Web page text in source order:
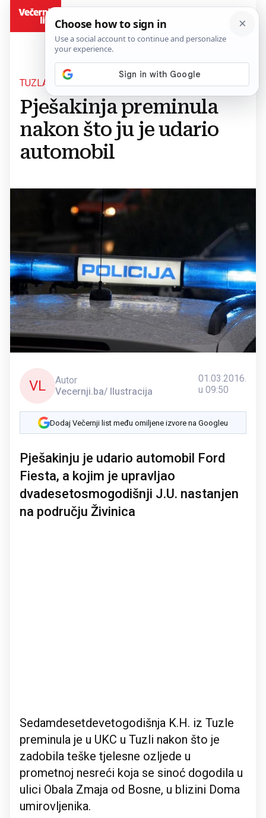
TUZLA
Pješakinja preminula
nakon što ju je udario
automobil
VL
Autor
Vecernji.ba/ Ilustracija
01.03.2016.
u 09:50
Dodaj Večernji list među omiljene izvore na Googleu
Pješakinju je udario automobil Ford
Fiesta, a kojim je upravljao
dvadesetosmogodišnji J.U. nastanjen
na području Živinica
Sedamdesetdevetogodišnja K.H. iz Tuzle
preminula je u UKC u Tuzli nakon što je
zadobila teške tjelesne ozljede u
prometnoj nesreći koja se sinoć dogodila u
ulici Obala Zmaja od Bosne, u blizini Doma
umirovljenika.